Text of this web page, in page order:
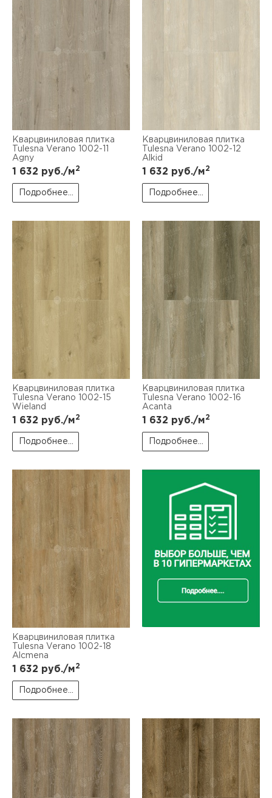
Кварцвиниловая плитка
Tulesna Verano 1002-11
Agny
1 632 руб./м2
Подробнее...
Кварцвиниловая плитка
Tulesna Verano 1002-12
Alkid
1 632 руб./м2
Подробнее...
Кварцвиниловая плитка
Tulesna Verano 1002-15
Wieland
1 632 руб./м2
Подробнее...
Кварцвиниловая плитка
Tulesna Verano 1002-16
Acanta
1 632 руб./м2
Подробнее...
Кварцвиниловая плитка
Tulesna Verano 1002-18
Alcmena
1 632 руб./м2
Подробнее...